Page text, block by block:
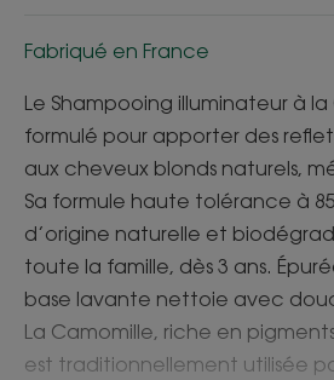
Fabriqué en France
Le Shampooing illuminateur à
formulé pour apporter des
aux cheveux blonds naturels,
Sa formule haute tolérance à
d’origine naturelle et
toute la famille, dès 3 ans.
base lavante nettoie avec
La Camomille, riche en
est traditionnellement utilisée